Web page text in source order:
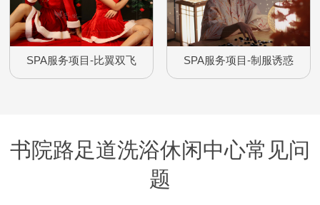
SPA服务项目-比翼双飞 SPA服务项目-制服诱惑
书院路足道洗浴休闲中心常见问
题